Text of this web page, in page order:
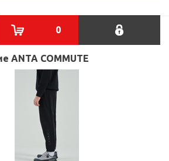
0
ANTA COMMUTE